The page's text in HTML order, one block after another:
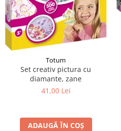
Totum
Set creativ pictura cu
diamante, zane
41,00 Lei
ADAUGĂ ÎN COȘ